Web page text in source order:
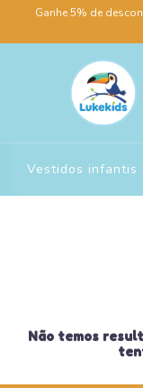
Ganhe 5% de
Vestidos infantis
Não temos